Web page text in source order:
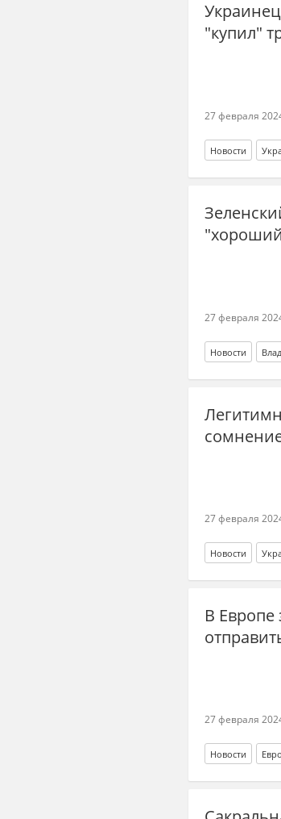
"купил"
27 февраля
Новости
27 февраля
Новости
27 февраля
Новости
В
27 февраля
Новости